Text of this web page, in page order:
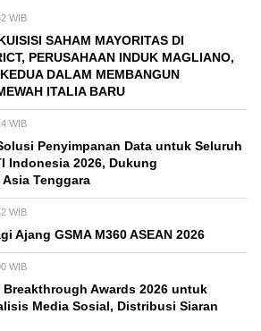
WIB
SAHAM MAYORITAS DI
PERUSAHAAN INDUK MAGLIANO,
DALAM MEMBANGUN
ITALIA BARU
WIB
Penyimpanan Data untuk Seluruh
Indonesia 2026, Dukung
Asia Tenggara
WIB
Ajang GSMA M360 ASEAN 2026
WIB
Awards 2026 untuk
Media Sosial, Distribusi Siaran